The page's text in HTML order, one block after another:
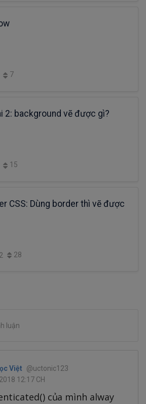
7
2: background vẽ được gì?
15
CSS: Dùng border thì vẽ được
2 28
luận
Việt
@uctonic123
12:17 CH
của mình alway